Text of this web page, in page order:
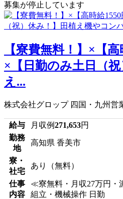
募集が停止しています
【寮費無料！】×【高
×【日勤のみ土日（
え...
株式会社グロップ 四国・九州営
給与 月収例271,653円
勤務
地
高知県 香美市
寮・
社宅
あり（無料）
仕事
内容
≪寮無料・月収27万円・
組立・機械操作 日勤